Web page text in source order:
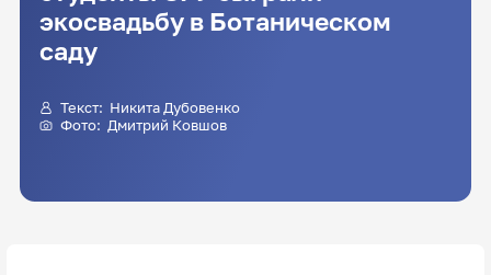
экосвадьбу в Ботаническом
саду
Текст: Никита Дубовенко
Фото: Дмитрий Ковшов